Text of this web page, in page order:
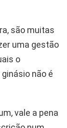
são muitas
uma gestão
o
não é
vale a pena